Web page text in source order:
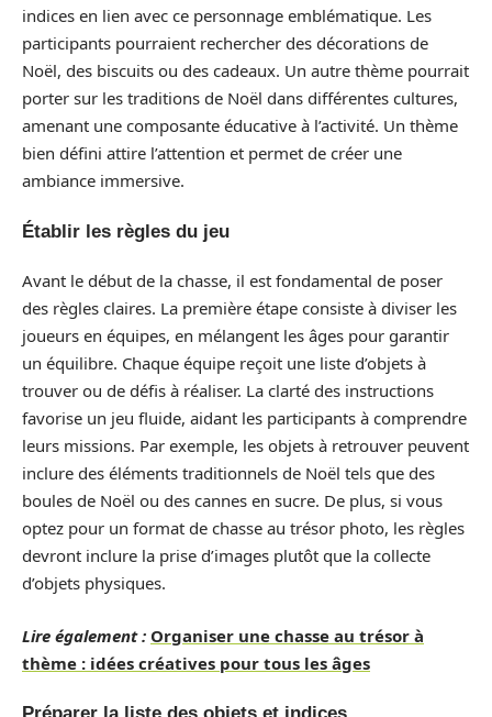
indices en lien avec ce personnage emblématique. Les
participants pourraient rechercher des décorations de
Noël, des biscuits ou des cadeaux. Un autre thème pourrait
porter sur les traditions de Noël dans différentes cultures,
amenant une composante éducative à l’activité. Un thème
bien défini attire l’attention et permet de créer une
ambiance immersive.
Établir les règles du jeu
Avant le début de la chasse, il est fondamental de poser
des règles claires. La première étape consiste à diviser les
joueurs en équipes, en mélangent les âges pour garantir
un équilibre. Chaque équipe reçoit une liste d’objets à
trouver ou de défis à réaliser. La clarté des instructions
favorise un jeu fluide, aidant les participants à comprendre
leurs missions. Par exemple, les objets à retrouver peuvent
inclure des éléments traditionnels de Noël tels que des
boules de Noël ou des cannes en sucre. De plus, si vous
optez pour un format de chasse au trésor photo, les règles
devront inclure la prise d’images plutôt que la collecte
d’objets physiques.
Lire également : Organiser une chasse au trésor à
thème : idées créatives pour tous les âges